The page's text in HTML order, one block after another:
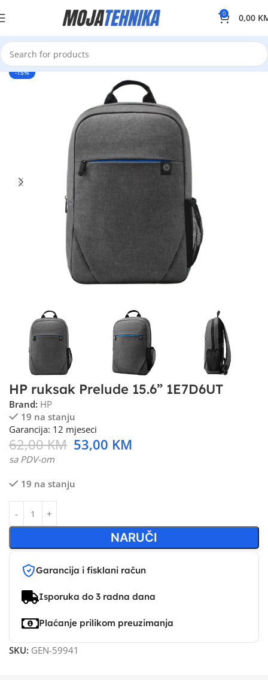
0 0,00
-15%
HP ruksak Prelude 15.6” 1E7D6UT
Brand: HP
19 na stanju
Garancija: 12 mjeseci
62,00KM 53,00 KM
sa PDV-om
19 na stanju
NARUČI
Garancija i fisklani račun
Isporuka do 3 radna dana
Plaćanje prilikom preuzimanja
SKU: GEN-59941